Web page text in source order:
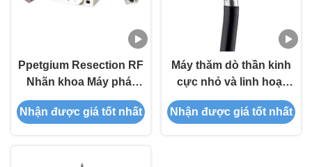
Ppetgium Resection RF
Nhãn khoa Máy phát
điện Plasma Thiết kế
cấu trúc lưỡng cực
Nhận được giá tốt nhất
Máy thăm dò thần kinh
cực nhỏ và linh hoạt
PLA407
Nhận được giá tốt nhất